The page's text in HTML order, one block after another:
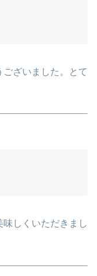
ございました。とて
味しくいただきまし